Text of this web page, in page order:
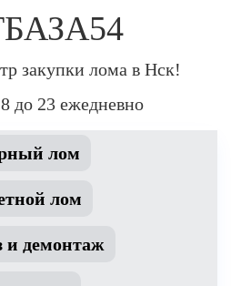
закупки лома в Нск!
до 23 ежедневно
лом
лом
и демонтаж